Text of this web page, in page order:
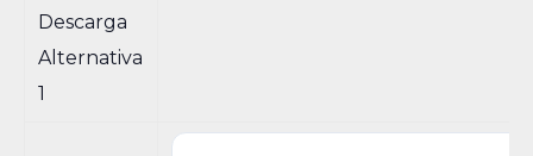
Descarga
Alternativa
1